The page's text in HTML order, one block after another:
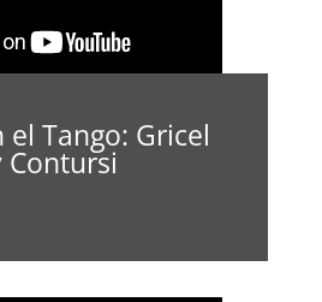
Tango: Gricel
Contursi